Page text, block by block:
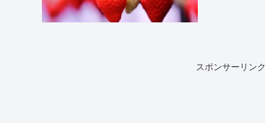
スポンサーリンク